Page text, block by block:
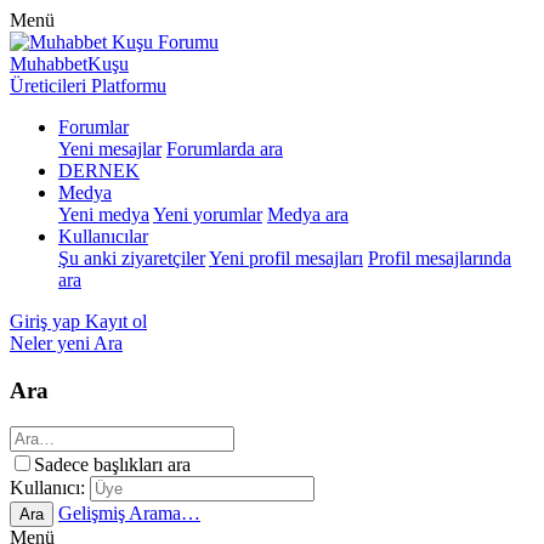
Menü
MuhabbetKuşu
Üreticileri Platformu
Forumlar
Yeni mesajlar Forumlarda ara
DERNEK
Medya
Yeni medya Yeni yorumlar Medya ara
Kullanıcılar
Şu anki ziyaretçilerYeni profil mesajları Profil mesajlarında
ara
Giriş yap Kayıt ol
Neler yeni Ara
Ara
Sadece başlıkları ara
Kullanıcı:
Ara
Gelişmiş Arama…
Menü